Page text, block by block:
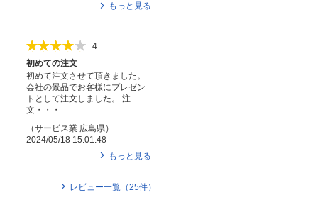
もっと見る
4
初めての注文
初めて注文させて頂きました。
会社の景品でお客様にプレゼン
トとして注文しました。 注
文・・・
（サービス業 広島県 ）
2024/05/18 15:01:48
もっと見る
レビュー一覧（25件）